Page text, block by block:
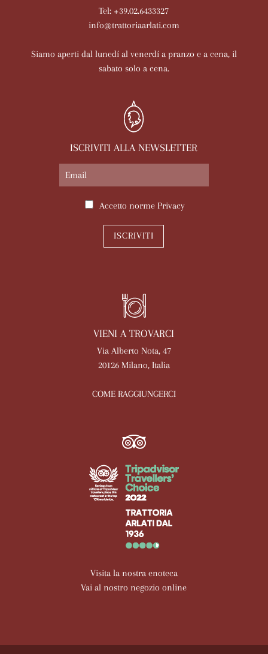
Tel: +39.02.6433327
info@trattoriaarlati.com
Siamo aperti dal lunedí al venerdí a pranzo e a cena, il
sabato solo a cena.
ISCRIVITI ALLA NEWSLETTER
Accetto norme Privacy
ISCRIVITI
VIENI A TROVARCI
Via Alberto Nota, 47
20126 Milano, Italia
COME RAGGIUNGERCI
Visita la nostra enoteca
Vai al nostro negozio online